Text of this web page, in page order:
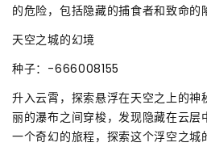
的危险，包括隐藏的捕食者和致命的
天空之城的幻境
种子：-666008155
升入云霄，探索悬浮在天空之上的
丽的瀑布之间穿梭，发现隐藏在云
一个奇幻的旅程，探索这个浮空之城